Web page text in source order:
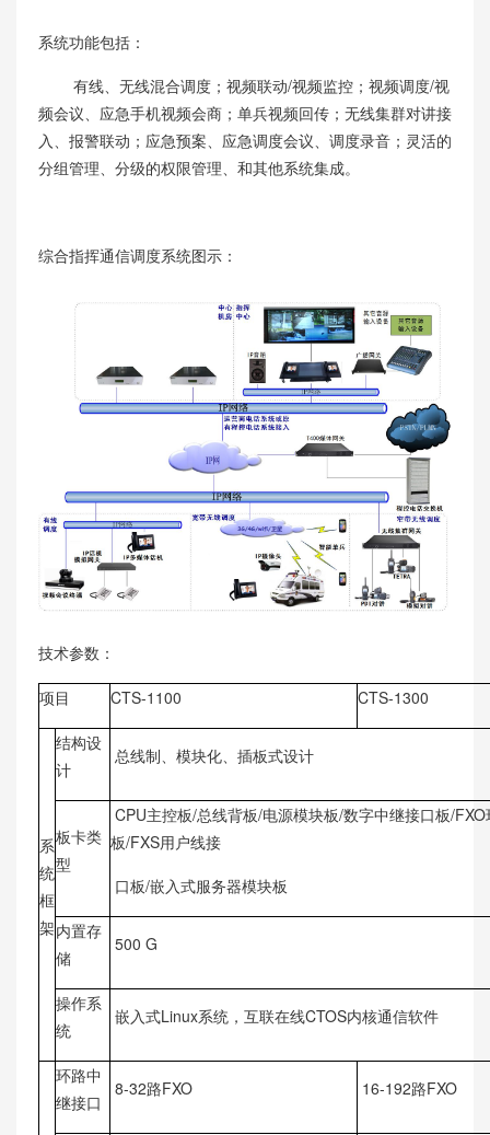
系统功能包括：
有线、无线混合调度；视频联动/视频监控；视频调度/视
频会议、应急手机视频会商；单兵视频回传；无线集群对讲接
入、报警联动；应急预案、应急调度会议、调度录音；灵活的
分组管理、分级的权限管理、和其他系统集成。
综合指挥通信调度系统图示：
技术参数：
项目 CTS-1100 CTS-1300
系
统
框
架
结构设
计
总线制、模块化、插板式设计
板卡类
型
CPU主控板/总线背板/电源模块板/数字中继接口板/
板/FXS用户线接
口板/嵌入式服务器模块板
内置存
储
500 G
操作系
统
嵌入式Linux系统，互联在线CTOS内核通信软件
环路中
继接口
8-32路FXO 16-192路FXO